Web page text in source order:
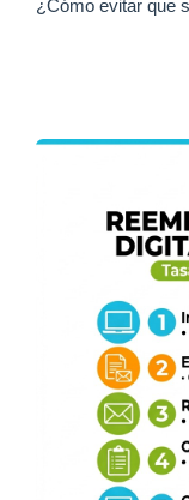
¿Cómo evitar que